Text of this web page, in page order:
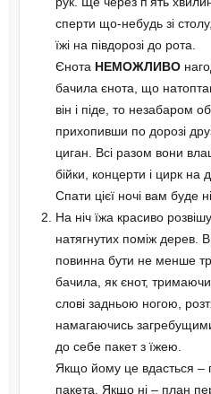
сперти що-небудь зі
їжі на півдорозі до рота.
Єнота НЕМОЖЛИВО
бачила єнота, що
він і піде, то незабаром
прихопивши по дорозі
циган. Всі разом вони
бійки, концерти і цирк на
Спати цієї ночі вам буде
На ніч їжа красиво
натягнутих поміж дерев.
повинна бути не менше
бачила, як єнот,
слові задньою ногою,
намагаючись
до себе пакет з їжею.
Якщо йому це вдасться –
пакета. Якщо ні – план